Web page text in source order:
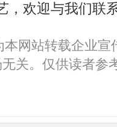
，欢迎与我们联
网站转载企业宣
关。仅供读者参